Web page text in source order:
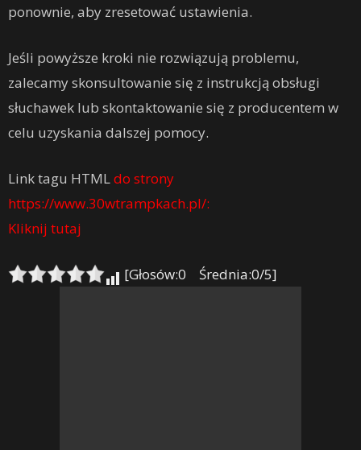
ponownie, aby zresetować ustawienia.
Jeśli powyższe kroki nie rozwiązują problemu,
zalecamy skonsultowanie się z instrukcją obsługi
słuchawek lub skontaktowanie się z producentem w
celu uzyskania dalszej pomocy.
Link tagu HTMLdo strony
https://www.30wtrampkach.pl/:
Kliknij tutaj
[Głosów:0 Średnia:0/5]